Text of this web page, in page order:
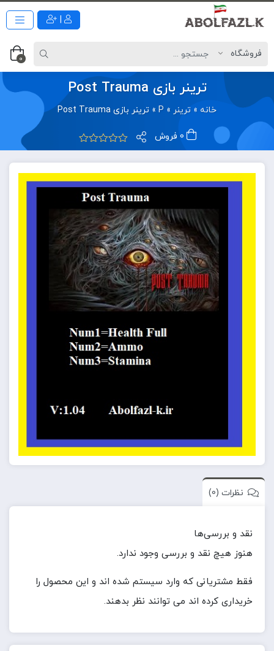
0
ترینر بازی Post Trauma
خانه » ترینر »
P
» ترینر بازی Post Trauma
نظرات (0)
نقد و بررسی‌ها
هنوز هیچ نقد و بررسی وجود ندارد.
فقط مشتریانی که وارد سیستم شده اند و این محصول را
خریداری کرده اند می توانند نظر بدهند.